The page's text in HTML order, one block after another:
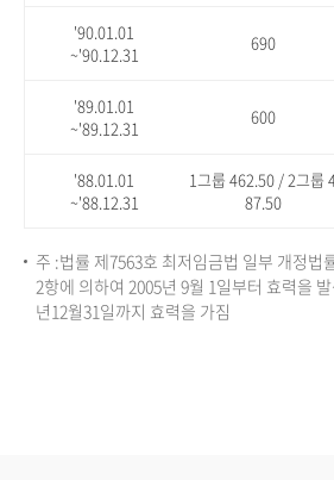
'90.01.01
~'90.12.31
690
'89.01.01
~'89.12.31
600
'88.01.01
~'88.12.31
1그룹 462.50 / 2그룹
87.50
주 :법률 제7563호 최저임금법 일부 개정법
2항에 의하여 2005년 9월 1일부터 효력을
년12월31일까지 효력을 가짐